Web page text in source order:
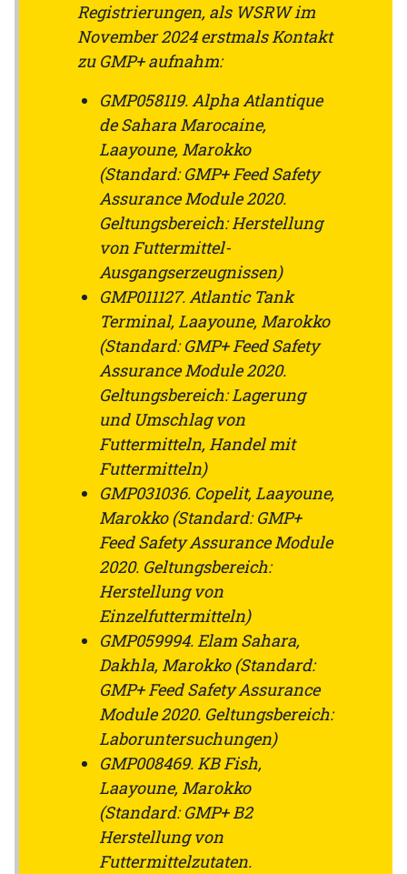
Registrierungen, als WSRW im
November 2024 erstmals Kontakt
zu GMP+ aufnahm:
GMP058119. Alpha Atlantique
de Sahara Marocaine,
Laayoune, Marokko
(Standard: GMP+ Feed Safety
Assurance Module 2020.
Geltungsbereich: Herstellung
von Futtermittel-
Ausgangserzeugnissen)
GMP011127. Atlantic Tank
Terminal, Laayoune, Marokko
(Standard: GMP+ Feed Safety
Assurance Module 2020.
Geltungsbereich: Lagerung
und Umschlag von
Futtermitteln, Handel mit
Futtermitteln)
GMP031036. Copelit, Laayoune,
Marokko (Standard: GMP+
Feed Safety Assurance Module
2020. Geltungsbereich:
Herstellung von
Einzelfuttermitteln)
GMP059994. Elam Sahara,
Dakhla, Marokko (Standard:
GMP+ Feed Safety Assurance
Module 2020. Geltungsbereich:
Laboruntersuchungen)
GMP008469. KB Fish,
Laayoune, Marokko
(Standard: GMP+ B2
Herstellung von
Futtermittelzutaten.